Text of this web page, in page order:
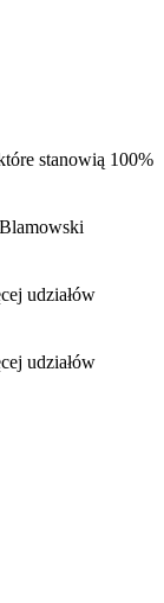
stanowią 100%
udziałów
udziałów